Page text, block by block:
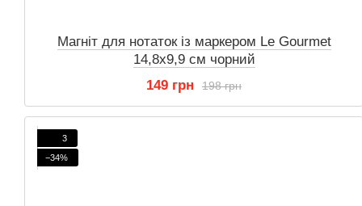
Магніт для нотаток із маркером Le Gourmet
14,8х9,9 см чорний
198 грн
149 грн
3
−34%